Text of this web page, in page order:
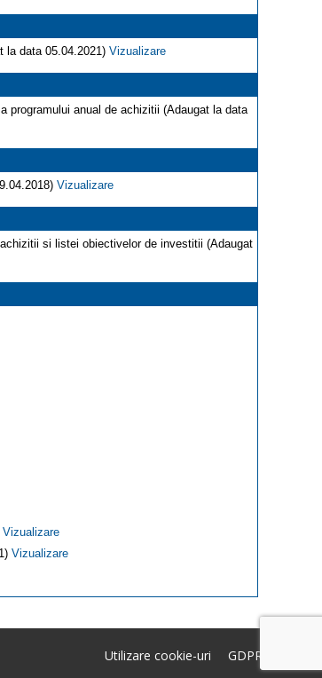
la data 05.04.2021) Vizualizare
programului anual de achizitii (Adaugat la data
Vizualizare
si listei obiectivelor de investitii (Adaugat
Vizualizare
Vizualizare
Utilizare cookie-uri GDPR